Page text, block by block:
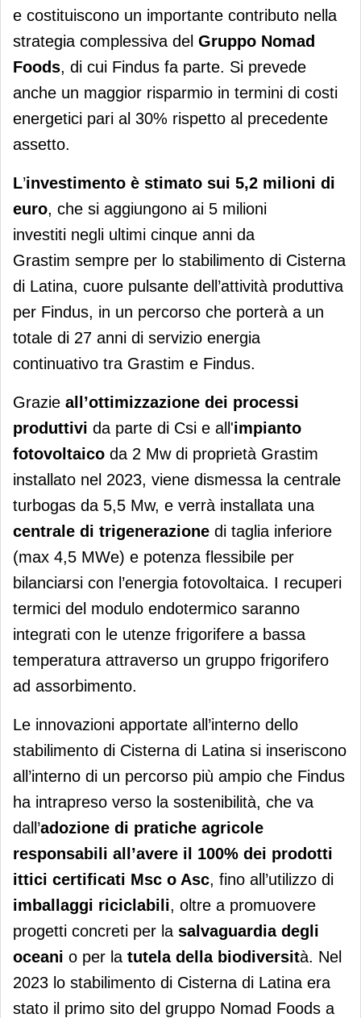
e costituiscono un importante contributo nella
strategia complessiva del Gruppo Nomad
Foods, di cui Findus fa parte. Si prevede
anche un maggior risparmio in termini di costi
energetici pari al 30% rispetto al precedente
assetto.
L’investimento è stimato sui 5,2 milioni di
euro, che si aggiungono ai 5 milioni
investiti negli ultimi cinque anni da
Grastim sempre per lo stabilimento di Cisterna
di Latina, cuore pulsante dell’attività produttiva
per Findus, in un percorso che porterà a un
totale di 27 anni di servizio energia
continuativo tra Grastim e Findus.
Grazie all’ottimizzazione dei processi
produttivi da parte di Csi e all'impianto
fotovoltaico da 2 Mw di proprietà Grastim
installato nel 2023, viene dismessa la centrale
turbogas da 5,5 Mw, e verrà installata una
centrale di trigenerazione di taglia inferiore
(max 4,5 MWe) e potenza flessibile per
bilanciarsi con l’energia fotovoltaica. I recuperi
termici del modulo endotermico saranno
integrati con le utenze frigorifere a bassa
temperatura attraverso un gruppo frigorifero
ad assorbimento.
Le innovazioni apportate all’interno dello
stabilimento di Cisterna di Latina si inseriscono
all’interno di un percorso più ampio che Findus
ha intrapreso verso la sostenibilità, che va
dall’adozione di pratiche agricole
responsabili all’avere il 100% dei prodotti
ittici certificati Msc o Asc, fino all’utilizzo di
imballaggi riciclabili, oltre a promuovere
progetti concreti per la salvaguardia degli
oceani o per la tutela della biodiversità. Nel
2023 lo stabilimento di Cisterna di Latina era
stato il primo sito del gruppo Nomad Foods a